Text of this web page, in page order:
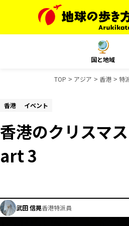
国と地域
TOP アジア 香港 特
香港 イベント
香港のクリスマ
art 3
武田 信晃香港特派員